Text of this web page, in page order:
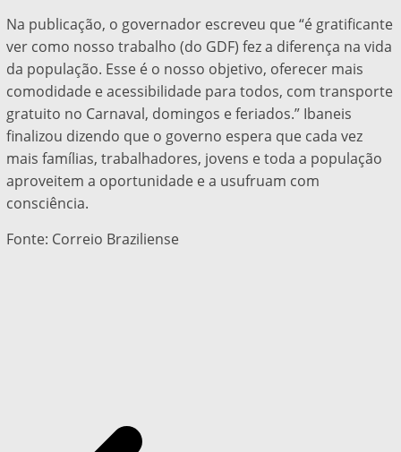
Na publicação, o governador escreveu que “é gratificante
ver como nosso trabalho (do GDF) fez a diferença na vida
da população. Esse é o nosso objetivo, oferecer mais
comodidade e acessibilidade para todos, com transporte
gratuito no Carnaval, domingos e feriados.” Ibaneis
finalizou dizendo que o governo espera que cada vez
mais famílias, trabalhadores, jovens e toda a população
aproveitem a oportunidade e a usufruam com
consciência.
Fonte: Correio Braziliense